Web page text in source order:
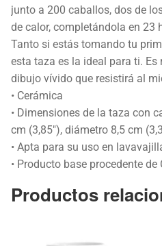
junto a 200 caballos, dos de
de calor, completándola en 23
Tanto si estás tomando tu
esta taza es la ideal para ti.
dibujo vívido que resistirá al
• Cerámica
• Dimensiones de la taza con
cm (3,85″), diámetro 8,5 cm
• Apta para su uso en
• Producto base procedente de
Productos